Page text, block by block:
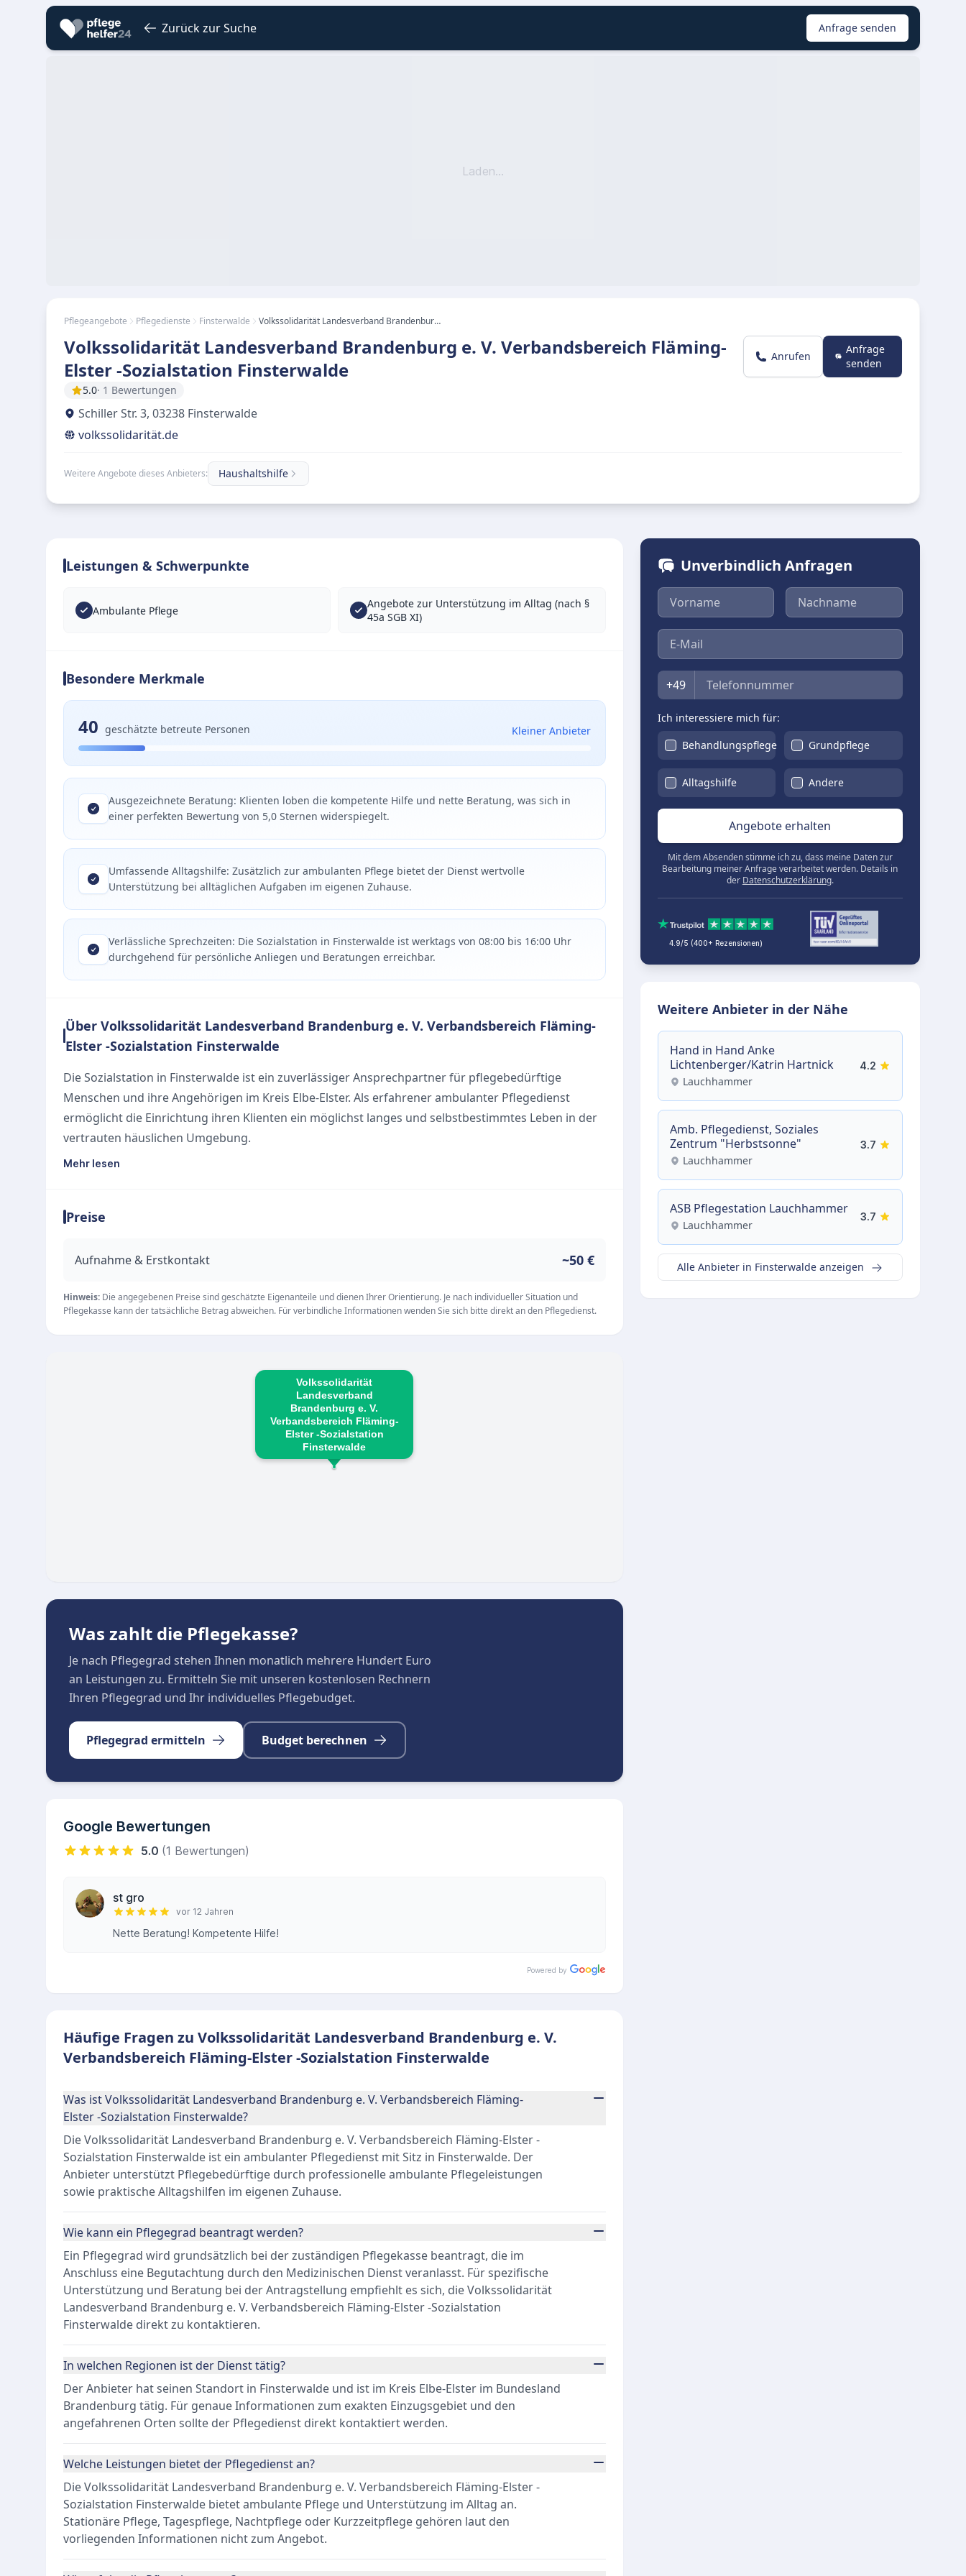
Zurück zur Suche Anfrage senden
Laden...
Pflegeangebote Pflegedienste Finsterwalde Volkssolidarität Landesverband Brandenburg e. V. Verbandsbereich Fläming-Elster -Sozialstation Finsterwalde
Volkssolidarität Landesverband Brandenburg e. V. Verbandsbereich Fläming-
Elster -Sozialstation Finsterwalde
5.0· 1 Bewertungen
Schiller Str. 3, 03238 Finsterwalde
volkssolidarität.de
Anrufen
Anfrage
senden
Weitere Angebote dieses Anbieters: Haushaltshilfe
Leistungen & Schwerpunkte
Ambulante Pflege
Angebote zur Unterstützung im Alltag (nach §
45a SGB XI)
Besondere Merkmale
40 geschätzte betreute Personen Kleiner Anbieter
Ausgezeichnete Beratung: Klienten loben die kompetente Hilfe und nette Beratung, was sich in
einer perfekten Bewertung von 5,0 Sternen widerspiegelt.
Umfassende Alltagshilfe: Zusätzlich zur ambulanten Pflege bietet der Dienst wertvolle
Unterstützung bei alltäglichen Aufgaben im eigenen Zuhause.
Verlässliche Sprechzeiten: Die Sozialstation in Finsterwalde ist werktags von 08:00 bis 16:00 Uhr
durchgehend für persönliche Anliegen und Beratungen erreichbar.
Über Volkssolidarität Landesverband Brandenburg e. V. Verbandsbereich Fläming-
Elster -Sozialstation Finsterwalde
Die Sozialstation in Finsterwalde ist ein zuverlässiger Ansprechpartner für pflegebedürftige
Menschen und ihre Angehörigen im Kreis Elbe-Elster. Als erfahrener ambulanter Pflegedienst
ermöglicht die Einrichtung ihren Klienten ein möglichst langes und selbstbestimmtes Leben in der
vertrauten häuslichen Umgebung.
Unsere Leistungen
Ambulante Pflege und Betreuung im eigenen Zuhause
Kompetente und individuelle Pflegeberatung
dieser Zeit steht das Team für alle Anfragen zur Verfügung und wird von Angehörigen und Klienten
besonders für die freundliche sowie fachkundige Beratung geschätzt.
Mehr lesen
Preise
Aufnahme & Erstkontakt ~50 €
Hinweis: Die angegebenen Preise sind geschätzte Eigenanteile und dienen Ihrer Orientierung. Je nach individueller Situation und
Pflegekasse kann der tatsächliche Betrag abweichen. Für verbindliche Informationen wenden Sie sich bitte direkt an den Pflegedienst.
Volkssolidarität
Landesverband
Brandenburg e. V.
Verbandsbereich Fläming-
Elster -Sozialstation
Finsterwalde
Was zahlt die Pflegekasse?
Je nach Pflegegrad stehen Ihnen monatlich mehrere Hundert Euro
an Leistungen zu. Ermitteln Sie mit unseren kostenlosen Rechnern
Ihren Pflegegrad und Ihr individuelles Pflegebudget.
Pflegegrad ermitteln Budget berechnen
Google Bewertungen
5.0 (1 Bewertungen)
st gro
vor 12 Jahren
Nette Beratung! Kompetente Hilfe!
Powered by
Häufige Fragen zu Volkssolidarität Landesverband Brandenburg e. V.
Verbandsbereich Fläming-Elster -Sozialstation Finsterwalde
Was ist Volkssolidarität Landesverband Brandenburg e. V. Verbandsbereich Fläming-
Elster -Sozialstation Finsterwalde?
Die Volkssolidarität Landesverband Brandenburg e. V. Verbandsbereich Fläming-Elster -
Sozialstation Finsterwalde ist ein ambulanter Pflegedienst mit Sitz in Finsterwalde. Der
Anbieter unterstützt Pflegebedürftige durch professionelle ambulante Pflegeleistungen
sowie praktische Alltagshilfen im eigenen Zuhause.
Wie kann ein Pflegegrad beantragt werden?
Ein Pflegegrad wird grundsätzlich bei der zuständigen Pflegekasse beantragt, die im
Anschluss eine Begutachtung durch den Medizinischen Dienst veranlasst. Für spezifische
Unterstützung und Beratung bei der Antragstellung empfiehlt es sich, die Volkssolidarität
Landesverband Brandenburg e. V. Verbandsbereich Fläming-Elster -Sozialstation
Finsterwalde direkt zu kontaktieren.
In welchen Regionen ist der Dienst tätig?
Der Anbieter hat seinen Standort in Finsterwalde und ist im Kreis Elbe-Elster im Bundesland
Brandenburg tätig. Für genaue Informationen zum exakten Einzugsgebiet und den
angefahrenen Orten sollte der Pflegedienst direkt kontaktiert werden.
Welche Leistungen bietet der Pflegedienst an?
Die Volkssolidarität Landesverband Brandenburg e. V. Verbandsbereich Fläming-Elster -
Sozialstation Finsterwalde bietet ambulante Pflege und Unterstützung im Alltag an.
Stationäre Pflege, Tagespflege, Nachtpflege oder Kurzzeitpflege gehören laut den
vorliegenden Informationen nicht zum Angebot.
Unverbindlich Anfragen
Vorname Nachname
E-Mail
Telefon
+49
Ich interessiere mich für:
Behandlungspflege
Grundpflege
Alltagshilfe Andere
Angebote erhalten
Mit dem Absenden stimme ich zu, dass meine Daten zur
Bearbeitung meiner Anfrage verarbeitet werden. Details in
der Datenschutzerklärung.
4.9/5 (400+ Rezensionen)
Weitere Anbieter in der Nähe
Hand in Hand Anke
Lichtenberger/Katrin Hartnick
Lauchhammer
4.2
Amb. Pflegedienst, Soziales
Zentrum "Herbstsonne"
Lauchhammer
3.7
ASB Pflegestation Lauchhammer
Lauchhammer
3.7
Alle Anbieter in Finsterwalde anzeigen